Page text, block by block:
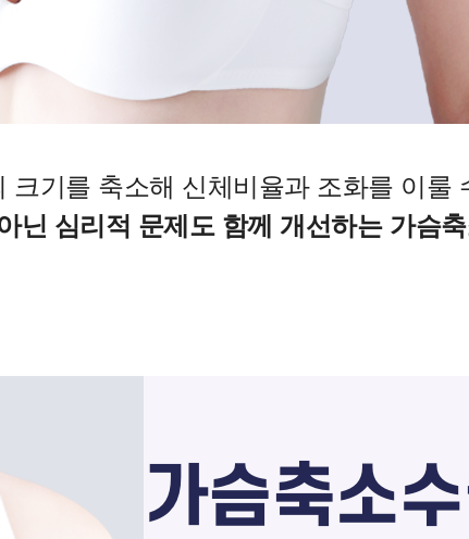
크기를 축소해 신체비율과 조화를 이룰
닌 심리적 문제도 함께 개선하는 가슴
가슴축소